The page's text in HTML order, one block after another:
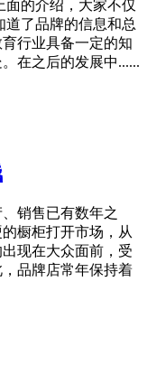
的介绍，大家不仅
了品牌的信息和总
行业具备一定的知
在之后的发展中......
销售已有数年之
橱柜打开市场，从
现在大众面前，受
品牌店常年保持着